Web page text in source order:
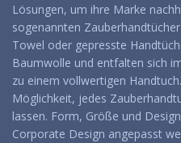
Lösungen, um ihre Marke
sogenannten
Towel oder gepresste
Baumwolle und entfalten sich
zu einem vollwertigen
Möglichkeit, jedes
lassen. Form, Größe und
Corporate Design angepasst